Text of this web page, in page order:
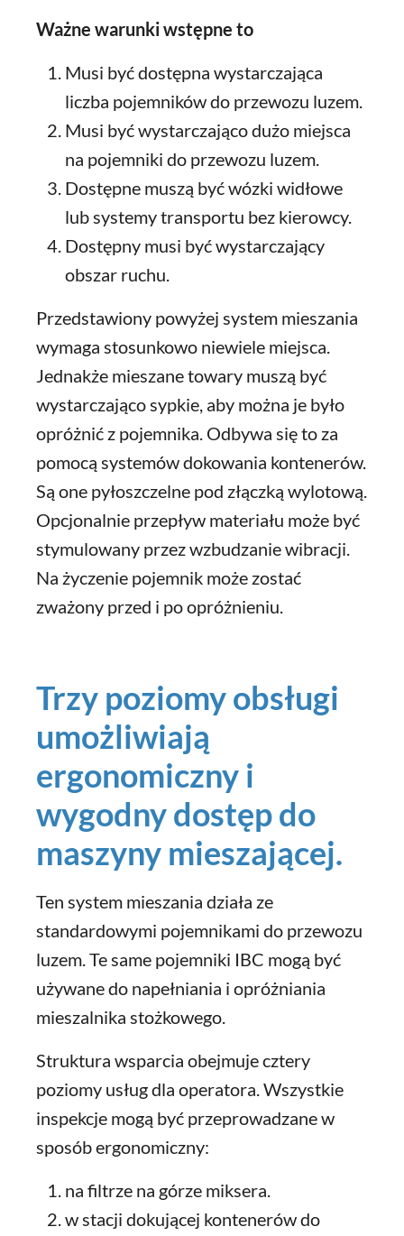
Ważne warunki wstępne to
Musi być dostępna wystarczająca
liczba pojemników do przewozu luzem.
Musi być wystarczająco dużo miejsca
na pojemniki do przewozu luzem.
Dostępne muszą być wózki widłowe
lub systemy transportu bez kierowcy.
Dostępny musi być wystarczający
obszar ruchu.
Przedstawiony powyżej system mieszania
wymaga stosunkowo niewiele miejsca.
Jednakże mieszane towary muszą być
wystarczająco sypkie, aby można je było
opróżnić z pojemnika. Odbywa się to za
pomocą systemów dokowania kontenerów.
Są one pyłoszczelne pod złączką wylotową.
Opcjonalnie przepływ materiału może być
stymulowany przez wzbudzanie wibracji.
Na życzenie pojemnik może zostać
zważony przed i po opróżnieniu.
Trzy poziomy obsługi
umożliwiają
ergonomiczny i
wygodny dostęp do
maszyny mieszającej.
Ten system mieszania działa ze
standardowymi pojemnikami do przewozu
luzem. Te same pojemniki IBC mogą być
używane do napełniania i opróżniania
mieszalnika stożkowego.
Struktura wsparcia obejmuje cztery
poziomy usług dla operatora. Wszystkie
inspekcje mogą być przeprowadzane w
sposób ergonomiczny:
na filtrze na górze miksera.
w stacji dokującej kontenerów do